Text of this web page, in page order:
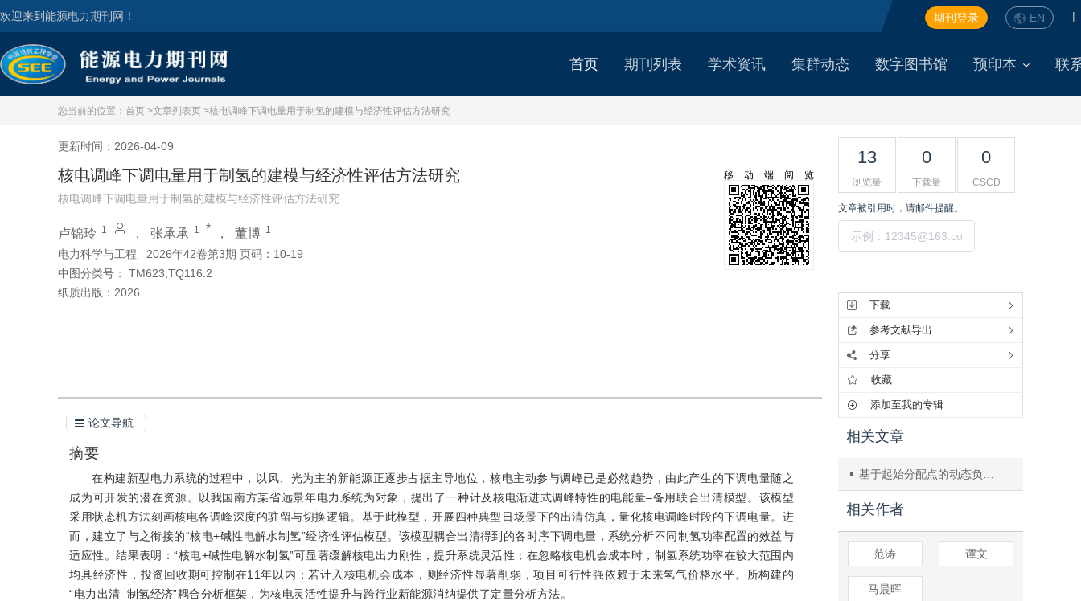
欢迎来到能源电力期刊网！ |
EN
期刊登录
首页 期刊列表 学术资讯 集群动态 数字图书馆 预印本 联
您当前的位置： 首页 >文章列表页 >核电调峰下调电量用于制氢的建模与经济性评估方法研究
更新时间：2026-04-09
核电调峰下调电量用于制氢的建模与经济性评估方法研究
核电调峰下调电量用于制氢的建模与经济性评估方法研究
卢锦玲 1 ， 张承承 1 * ， 董博 1
电力科学与工程
2026年42卷第3期 页码：10-19
中图分类号：
TM623;TQ116.2
纸质出版： 2026
移动端阅览
论文导航
摘要
在构建新型电力系统的过程中，以风、光为主的新能源正逐步占据主导地位，核电主动参与调峰已是必然趋势，由此产生的下调电量随之
成为可开发的潜在资源。以我国南方某省远景年电力系统为对象，提出了一种计及核电渐进式调峰特性的电能量–备用联合出清模型。该模型
采用状态机方法刻画核电各调峰深度的驻留与切换逻辑。基于此模型，开展四种典型日场景下的出清仿真，量化核电调峰时段的下调电量。进
而，建立了与之衔接的“核电+碱性电解水制氢”经济性评估模型。该模型耦合出清得到的各时序下调电量，系统分析不同制氢功率配置的效益与
适应性。结果表明：“核电+碱性电解水制氢”可显著缓解核电出力刚性，提升系统灵活性；在忽略核电机会成本时，制氢系统功率在较大范围内
均具经济性，投资回收期可控制在11年以内；若计入核电机会成本，则经济性显著削弱，项目可行性强依赖于未来氢气价格水平。所构建的
“电力出清–制氢经济”耦合分析框架，为核电灵活性提升与跨行业新能源消纳提供了定量分析方法。
13
浏览量
0
下载量
0
CSCD
文章被引用时，请邮件提醒。
下载
参考文献导出
分享
收藏
添加至我的专辑
相关文章
基于起始分配点的动态负荷分配的研究
相关作者
范涛 谭文
马晨晖